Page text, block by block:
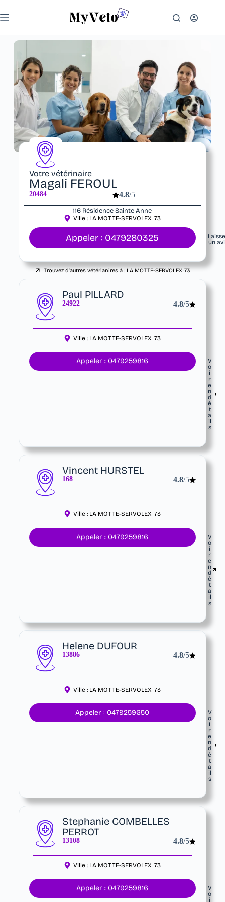
Votre vétérinaire
Magali FEROUL
20484 4.8/5
116 Résidence Sainte Anne
Ville : LA MOTTE-SERVOLEX 73
Appeler : 0479280325
un
Trouvez d'autres vétérianires à : LA MOTTE-SERVOLEX 73
Paul PILLARD
24922 4.8/5
Ville : LA MOTTE-SERVOLEX 73
Appeler : 0479259816
V
o
i
r
e
n
d
é
t
a
il
s
Vincent HURSTEL
168 4.8/5
Ville : LA MOTTE-SERVOLEX 73
Appeler : 0479259816
V
o
i
r
e
n
d
é
t
a
il
s
Helene DUFOUR
13886 4.8/5
Ville : LA MOTTE-SERVOLEX 73
Appeler : 0479259650
V
o
i
r
e
n
d
é
t
a
il
s
Stephanie COMBELLES
PERROT
13108 4.8/5
Ville : LA MOTTE-SERVOLEX 73
Appeler : 0479259816
V
o
i